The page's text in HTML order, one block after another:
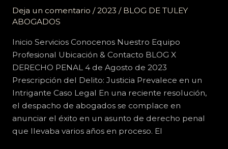
Deja un comentario /2023 / BLOG DE TULEY
ABOGADOS
Inicio Servicios Conocenos Nuestro Equipo
Profesional Ubicación & Contacto BLOG X
DERECHO PENAL 4 de Agosto de 2023
Prescripción del Delito: Justicia Prevalece en un
Intrigante Caso Legal En una reciente resolución,
el despacho de abogados se complace en
anunciar el éxito en un asunto de derecho penal
que llevaba varios años en proceso. El
delito
libera
nuestro
cliente